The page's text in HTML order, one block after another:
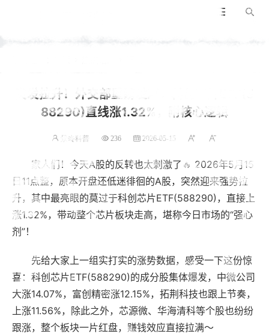
突发拉升！外交部重磅发声，科创芯片ETF(5
88290)直线涨1.32%，附核心逻辑
景咚科普 236 2026-05-15
家人们！今天A股的反转也太刺激了🔥 2026年5月15
日11点整，原本开盘还低迷徘徊的A股，突然迎来强势拉
升，其中最亮眼的莫过于科创芯片ETF(588290)，直接上
涨1.32%，带动整个芯片板块走高，堪称今日市场的“强心
剂”！
先给大家上一组实打实的涨势数据，感受一下这份惊
喜：科创芯片ETF(588290)的成分股集体爆发，中微公司
大涨14.07%，富创精密涨12.15%，拓荆科技也跟上节奏，
上涨11.56%，除此之外，芯源微、华海清科等个股也纷纷
跟涨，整个板块一片红盘，赚钱效应直接拉满～